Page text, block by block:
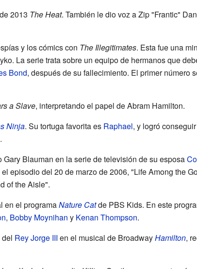
2013 The Heat. También le dio voz a Zip "Frantic"
y los cómics con The Illegitimates. Esta fue una
La serie trata sobre un equipo de hermanos que
Bond, después de su fallecimiento. El primer número
a Slave, interpretando el papel de Abram Hamilton.
Ninja. Su tortuga favorita es Raphael, y logró
Blauman en la serie de televisión de su esposa
episodio del 20 de marzo de 2006, "Life Among the
of the Aisle".
en el programaNature Catde PBS Kids. En este
, Bobby Moynihan y Kenan Thompson.
Rey Jorge III en el musical de BroadwayHamilton,